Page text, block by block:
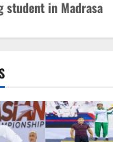
student in Madrasa